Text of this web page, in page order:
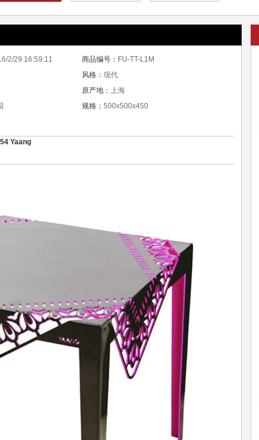
2/29 16:59:11 商品编号： FU-TT-L1M
风格： 现代
原产地： 上海
规格： 500x500x450
Yaang